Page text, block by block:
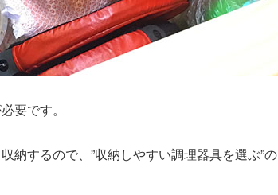
要です。
納するので、”収納しやすい調理器具を選ぶ”の